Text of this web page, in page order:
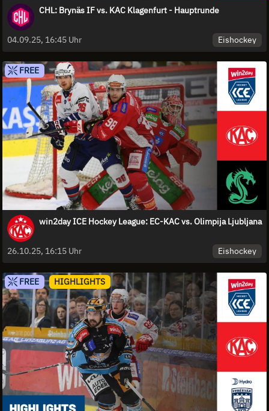
CHL: Brynäs IF vs. KAC Klagenfurt - Hauptrunde
04.09.25, 16:45 Uhr Eishockey
FREE
win2day ICE Hockey League: EC-KAC vs. Olimpija Ljubljana
26.10.25, 16:15 Uhr Eishockey
FREE HIGHLIGHTS